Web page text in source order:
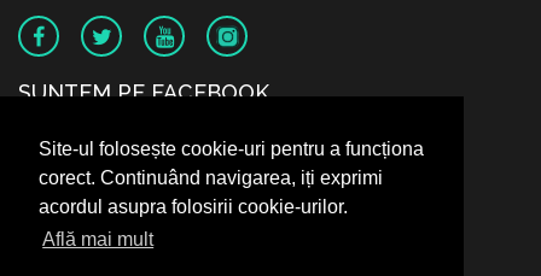
Site-ul folosește cookie-uri pentru a funcționa
corect. Continuând navigarea, iți exprimi
acordul asupra folosirii cookie-urilor.
Află mai mult
SUNTEM PE FACEBOOK